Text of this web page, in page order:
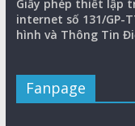
Giấy phép thiết lập
internet số 131/GP-
hình và Thông Tin
Fanpage